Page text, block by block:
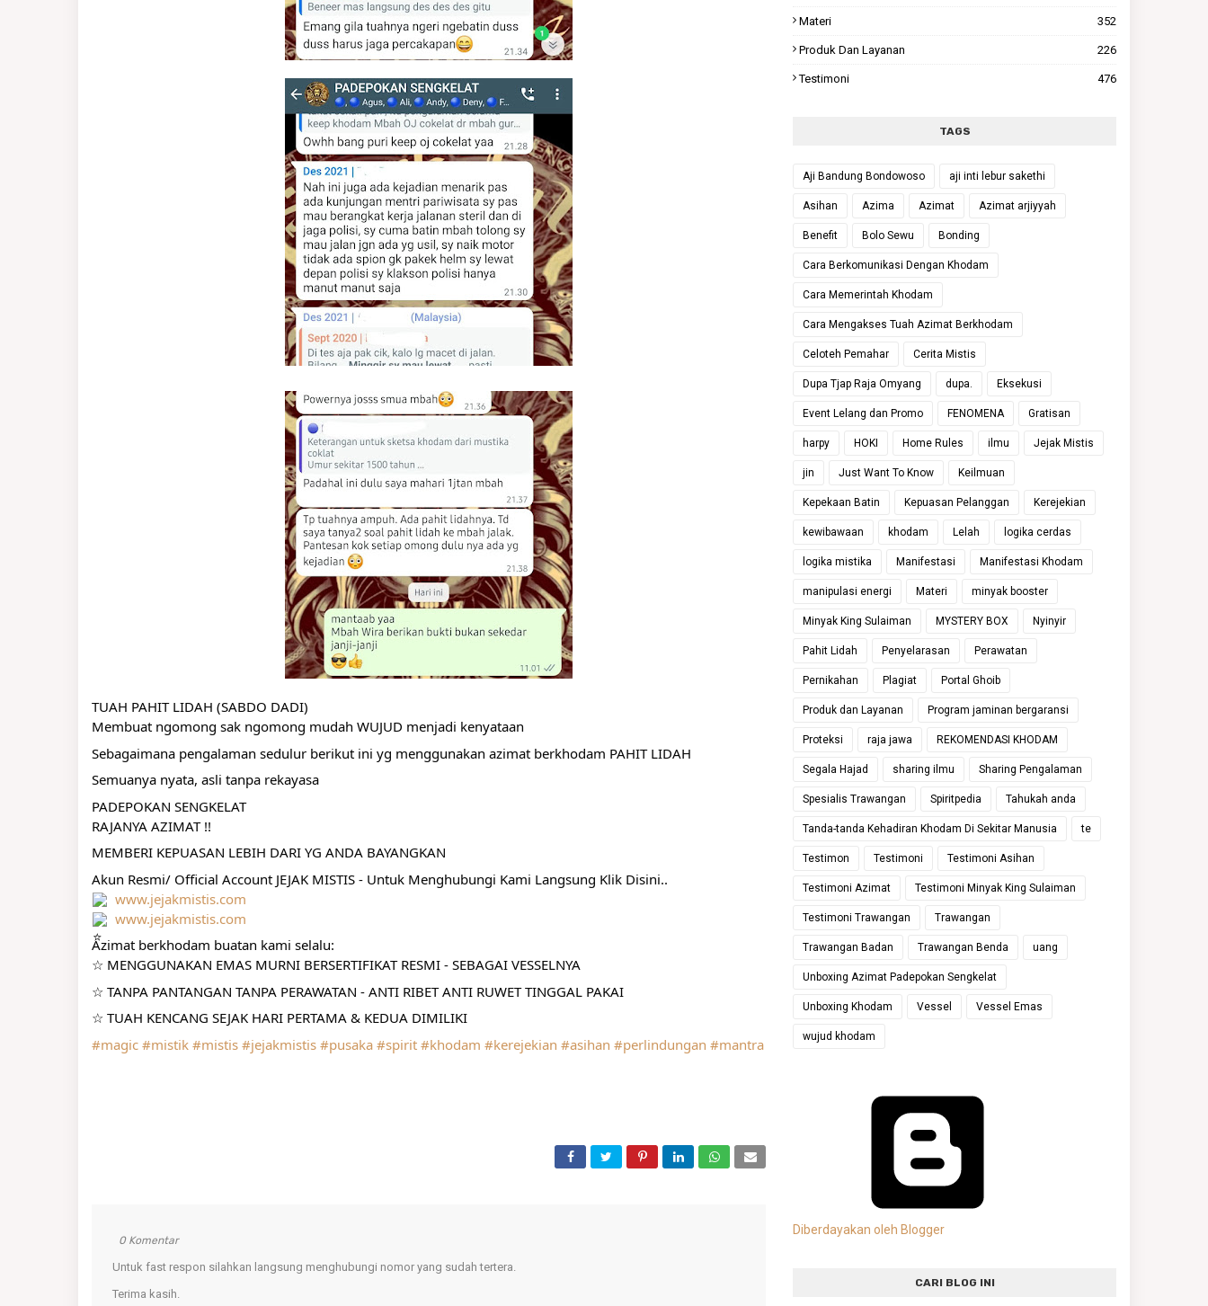
TUAH PAHIT LIDAH (SABDO DADI)
Membuat ngomong sak ngomong mudah WUJUD menjadi kenyataan
Sebagaimana pengalaman sedulur berikut ini yg menggunakan azimat berkhodam PAHIT LIDAH
Semuanya nyata, asli tanpa rekayasa
PADEPOKAN SENGKELAT
RAJANYA AZIMAT !!
MEMBERI KEPUASAN LEBIH DARI YG ANDA BAYANGKAN
Akun Resmi/ Official Account JEJAK MISTIS - Untuk Menghubungi Kami Langsung Klik Disini..
www.jejakmistis.com
www.jejakmistis.com
Azimat berkhodam buatan kami selalu:
☆ MENGGUNAKAN EMAS MURNI BERSERTIFIKAT RESMI - SEBAGAI VESSELNYA
☆ TANPA PANTANGAN TANPA PERAWATAN - ANTI RIBET ANTI RUWET TINGGAL PAKAI
☆ TUAH KENCANG SEJAK HARI PERTAMA & KEDUA DIMILIKI
#magic #mistik #mistis #jejakmistis #pusaka #spirit #khodam #kerejekian #asihan #perlindungan #mantra
0 Komentar
Untuk fast respon silahkan langsung menghubungi nomor yang sudah tertera.
Terima kasih.
Materi 352
Produk Dan Layanan 226
Testimoni 476
TAGS
Aji Bandung Bondowoso aji inti lebur sakethi
Asihan Azima Azimat Azimat arjiyyah
Benefit Bolo Sewu Bonding
Cara Berkomunikasi Dengan Khodam
Cara Memerintah Khodam
Cara Mengakses Tuah Azimat Berkhodam
Celoteh Pemahar Cerita Mistis
Dupa Tjap Raja Omyang dupa. Eksekusi
Event Lelang dan Promo FENOMENA Gratisan
harpy HOKI Home Rules ilmu Jejak Mistis
jin Just Want To Know Keilmuan
Kepekaan Batin Kepuasan Pelanggan Kerejekian
kewibawaan khodam Lelah logika cerdas
logika mistika Manifestasi Manifestasi Khodam
manipulasi energi Materi minyak booster
Minyak King Sulaiman MYSTERY BOX Nyinyir
Pahit Lidah Penyelarasan Perawatan
Pernikahan Plagiat Portal Ghoib
Produk dan Layanan Program jaminan bergaransi
Proteksi raja jawa REKOMENDASI KHODAM
Segala Hajad sharing ilmu Sharing Pengalaman
Spesialis Trawangan Spiritpedia Tahukah anda
Tanda-tanda Kehadiran Khodam Di Sekitar Manusia te
Testimon Testimoni Testimoni Asihan
Testimoni Azimat Testimoni Minyak King Sulaiman
Testimoni Trawangan Trawangan
Trawangan Badan Trawangan Benda uang
Unboxing Azimat Padepokan Sengkelat
Unboxing Khodam Vessel Vessel Emas
wujud khodam
Diberdayakan oleh Blogger
CARI BLOG INI